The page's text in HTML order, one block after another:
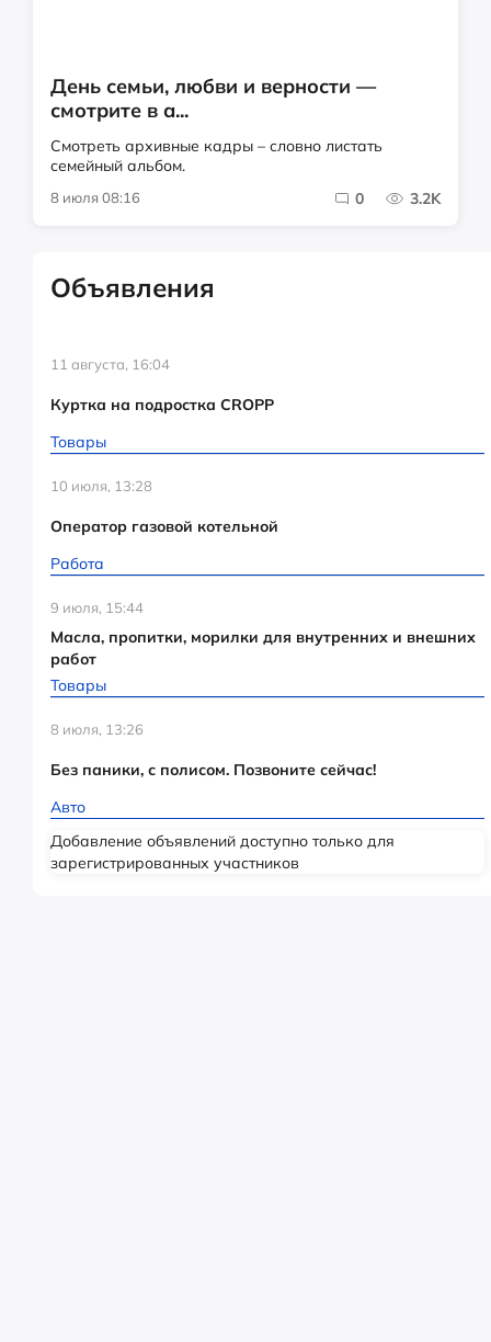
День семьи, любви и верности —
смотрите в а...
Смотреть архивные кадры – словно листать
семейный альбом.
8 июля 08:16 0 3.2K
Объявления
11 августа, 16:04
Куртка на подростка CROPP
Товары
10 июля, 13:28
Оператор газовой котельной
Работа
9 июля, 15:44
Масла, пропитки, морилки для внутренних и внешних
работ
Товары
8 июля, 13:26
Без паники, с полисом. Позвоните сейчас!
Авто
Добавление объявлений доступно только для
зарегистрированных участников